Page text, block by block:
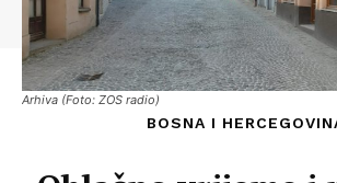
Arhiva (Foto: ZOS radio)
BOSNA I